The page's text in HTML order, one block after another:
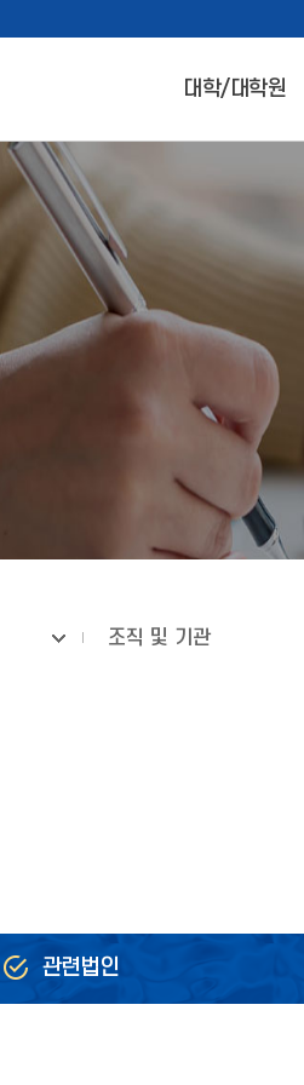
대학/대학원
조직 및 기관
관련법인